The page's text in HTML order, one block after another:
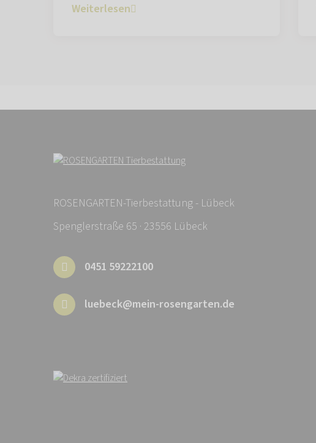
Weiterlesen
ROSENGARTEN-Tierbestattung - Lübeck
Spenglerstraße 65 · 23556 Lübeck
0451 59222100
luebeck@mein-rosengarten.de